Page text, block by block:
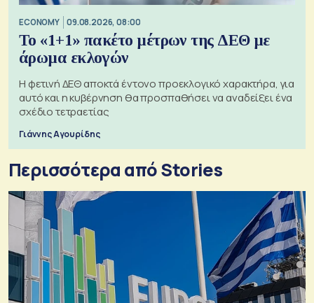
ECONOMY 09.08.2026, 08:00
Το «1+1» πακέτο μέτρων της ΔΕΘ με
άρωμα εκλογών
Η φετινή ΔΕΘ αποκτά έντονο προεκλογικό χαρακτήρα, για
αυτό και η κυβέρνηση θα προσπαθήσει να αναδείξει ένα
σχέδιο τετραετίας
Γιάννης Αγουρίδης
Περισσότερα από Stories